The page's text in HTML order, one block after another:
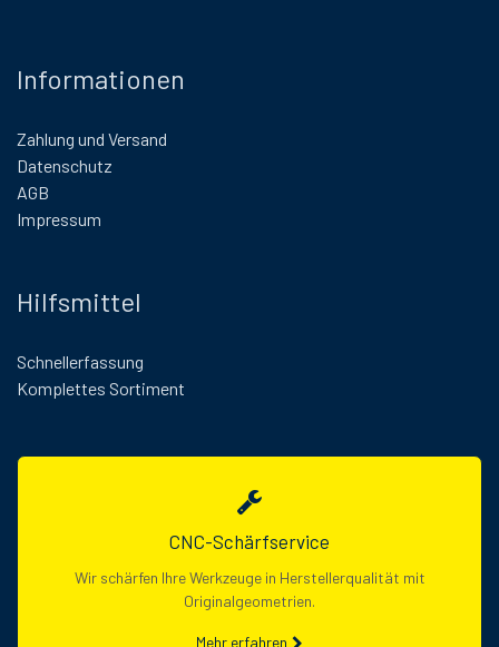
Informationen
Zahlung und Versand
Datenschutz
AGB
Impressum
Hilfsmittel
Schnellerfassung
Komplettes Sortiment
CNC-Schärfservice
Wir schärfen Ihre Werkzeuge in Herstellerqualität mit
Originalgeometrien.
Mehr erfahren